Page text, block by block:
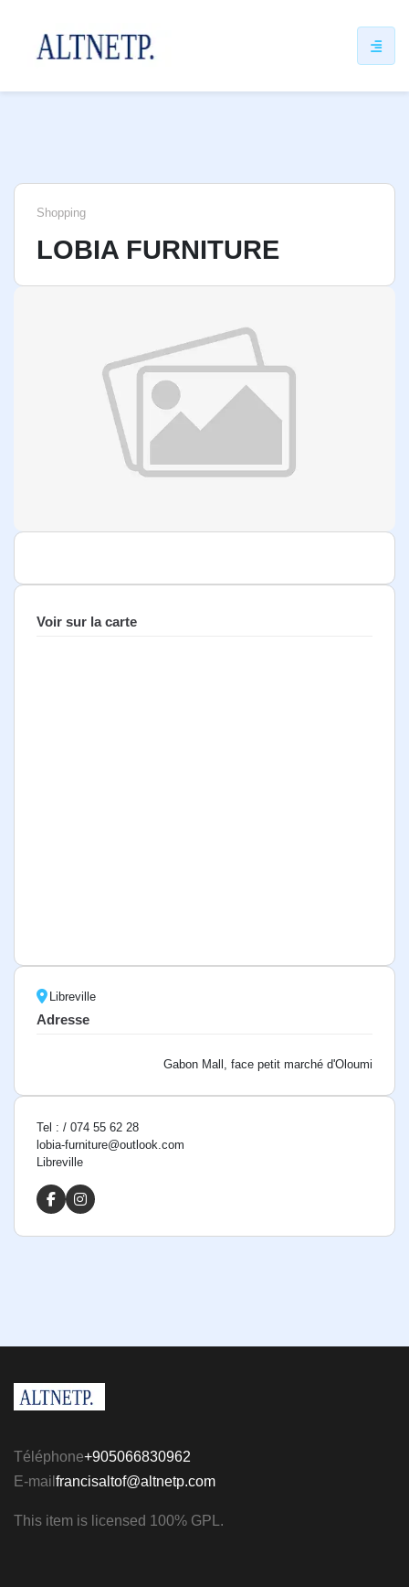
Shopping
LOBIA FURNITURE
Voir sur la carte
Libreville
Adresse
Gabon Mall, face petit marché d'Oloumi
Tel : / 074 55 62 28
lobia-furniture@outlook.com
Libreville
Téléphone+905066830962
E-mail francisaltof@altnetp.com
This item is licensed 100% GPL.